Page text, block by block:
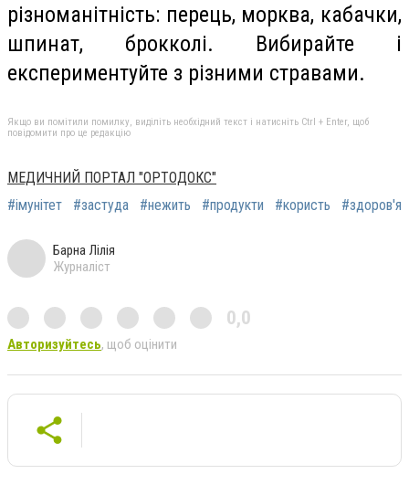
різноманітність: перець, морква, кабачки,
шпинат, брокколі. Вибирайте і
експериментуйте з різними стравами.
Якщо ви помітили помилку, виділіть необхідний текст і натисніть Ctrl + Enter, щоб
повідомити про це редакцію
МЕДИЧНИЙ ПОРТАЛ "ОРТОДОКС"
#імунітет
#застуда #нежить #продукти #користь #здоров'я
Барна Лілія
Журналіст
0,0
Авторизуйтесь, щоб оцінити